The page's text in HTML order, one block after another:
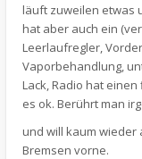
läuft zuweilen etwas
hat aber auch ein
Leerlaufregler,
Vaporbehandlung,
Lack, Radio hat
es ok. Berührt man
und will kaum wieder
Bremsen vorne.